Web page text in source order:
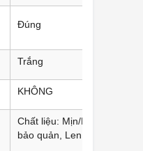
Đúng
Trắng
KHÔNG
Chất liệu: Mịn/Lụa, Cotton,
bảo quản, Len, Giặt tay